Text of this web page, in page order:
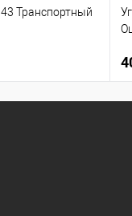
Транспортный